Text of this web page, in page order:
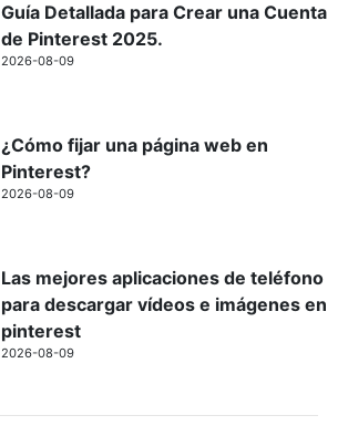
Guía Detallada para Crear una Cuenta
de Pinterest 2025.
2026-08-09
¿Cómo fijar una página web en
Pinterest?
2026-08-09
Las mejores aplicaciones de teléfono
para descargar vídeos e imágenes en
pinterest
2026-08-09